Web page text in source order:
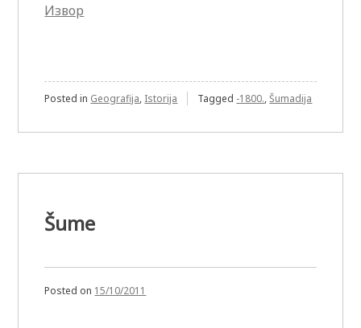
Извор
Posted in Geografija, Istorija Tagged -1800.,Šumadija
Šume
Posted on 15/10/2011